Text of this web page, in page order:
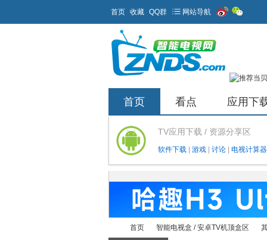
首页 收藏 QQ群 网站导航
首页 看点 应用下
TV应用下载 / 资源分享区
软件下载 游戏 讨论 电视计算器
首页 智能电视盒 / 安卓TV机顶盒区